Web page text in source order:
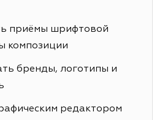
приёмы шрифтовой
композиции
бренды, логотипы и
редактором